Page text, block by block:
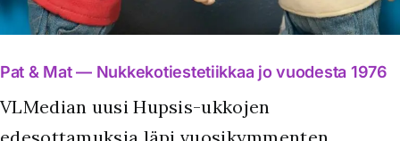
Pat & Mat — Nukkekotiestetiikkaa jo vuodesta 1976
VLMedian uusi Hupsis-ukkojen